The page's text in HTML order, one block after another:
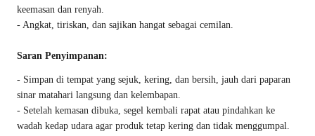
keemasan dan renyah.
- Angkat, tiriskan, dan sajikan hangat sebagai cemilan.
Saran Penyimpanan:
- Simpan di tempat yang sejuk, kering, dan bersih, jauh dari paparan
sinar matahari langsung dan kelembapan.
- Setelah kemasan dibuka, segel kembali rapat atau pindahkan ke
wadah kedap udara agar produk tetap kering dan tidak menggumpal.